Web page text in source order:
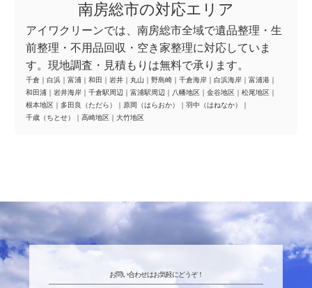
南房総市の対応エリア
アイワクリーンでは、南房総市全域で遺品整理・生
前整理・不用品回収・空き家整理に対応していま
す。現地調査・見積もりは無料で承ります。
千倉 ｜ 白浜 ｜ 富浦 ｜ 和田 ｜ 岩井 ｜ 丸山 ｜ 野島崎 ｜ 千倉海岸 ｜ 白浜海岸 ｜ 富浦港 ｜
和田浦 ｜ 岩井海岸 ｜ 千倉駅周辺 ｜ 富浦駅周辺 ｜ 八幡地区 ｜ 金谷地区 ｜ 松尾地区 ｜
根本地区 ｜ 多田良（ただら） ｜ 原岡（はらおか） ｜ 羽中（はねなか）
｜
千歳（ちとせ）
｜ 高崎地区 ｜ 大竹地区
お問い合わせはお気軽にどうぞ！